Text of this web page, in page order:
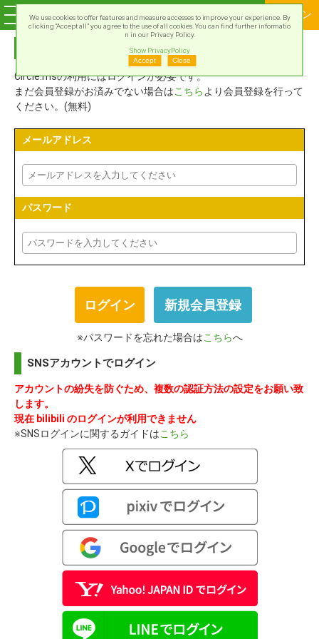
ログイン
Circle.msアカウントでログイン
Circle.msの利用にはログインが必要です。
まだ会員登録がお済みでない場合はこちら より会員登録を行って
ください。(無料)
メールアドレス
パスワード
新規会員登録
※パスワードを忘れた場合はこちらへ
SNSアカウントでログイン
アカウントの紛失を防ぐため、複数の認証方法の設定をお願い致
します。
現在 bilibili のログインが利用できません
※SNSログインに関するガイドはこちら
We use cookies to offer features and measure accesses to improve your experience. By
clicking “Accept all” you agree to the use of all cookies. You can find further informatio
n in our Privacy Policy.
Show PrivacyPolicy
Accept
Close